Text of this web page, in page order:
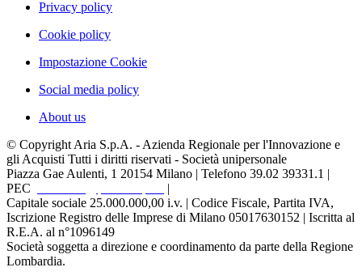
Privacy policy
Cookie policy
Impostazione Cookie
Social media policy
About us
© Copyright Aria S.p.A. - Azienda Regionale per l'Innovazione e
gli Acquisti Tutti i diritti riservati - Società unipersonale
Piazza Gae Aulenti, 1 20154 Milano | Telefono 39.02 39331.1 |
PEC
|
Capitale sociale 25.000.000,00 i.v. | Codice Fiscale, Partita IVA,
Iscrizione Registro delle Imprese di Milano 05017630152 | Iscritta al
R.E.A. al n°1096149
Società soggetta a direzione e coordinamento da parte della Regione
Lombardia.